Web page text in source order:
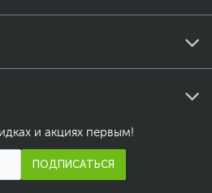
и акциях первым!
ПОДПИСАТЬСЯ